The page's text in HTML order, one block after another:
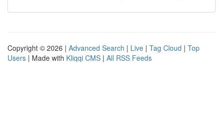
Copyright © 2026 | Advanced Search | Live | Tag Cloud | Top
Users | Made with Kliqqi CMS | All RSS Feeds